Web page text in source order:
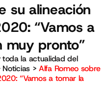
su alineación
“Vamos a
muy pronto”
toda la actualidad del
Noticias>Alfa Romeo sobre
“Vamos a tomar la